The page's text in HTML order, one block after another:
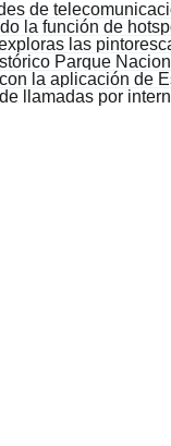
de
la función de
las
Parque
la aplicación de
llamadas por